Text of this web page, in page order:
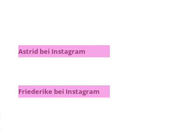
Astrid bei Instagram
Friederike bei Instagram